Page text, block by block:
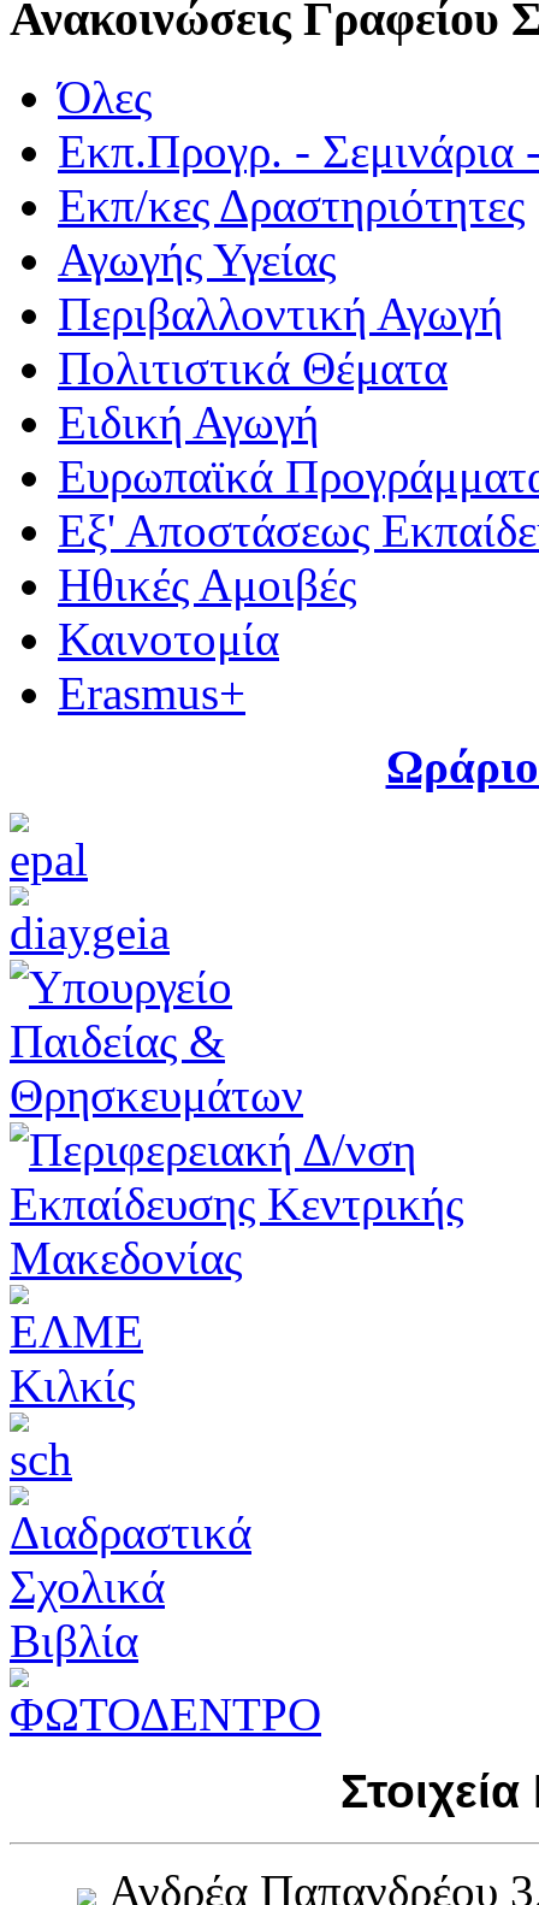
Ανακοινώσεις Γραφείου
Όλες
Εκπ.Προγρ. - Σεμινάρια
Εκπ/κες Δραστηριότητες
Αγωγής Υγείας
Περιβαλλοντική Αγωγή
Πολιτιστικά Θέματα
Ειδική Αγωγή
Ευρωπαϊκά
Εξ' Αποστάσεως
Ηθικές Αμοιβές
Καινοτομία
Erasmus+
Ανδρέα Παπανδρέου